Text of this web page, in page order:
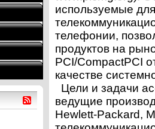
используемые
телефонии,
продуктов на
PCI/CompactPCI
качестве
Цели и задачи
ведущие
Hewlett-Packard,